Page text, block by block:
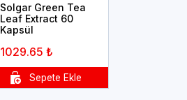
Solgar Green Tea
Leaf Extract 60
Kapsül
1029.65 ₺